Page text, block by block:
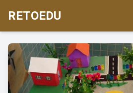
RETOEDU